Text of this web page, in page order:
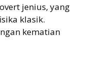
jenius, yang
klasik.
kematian